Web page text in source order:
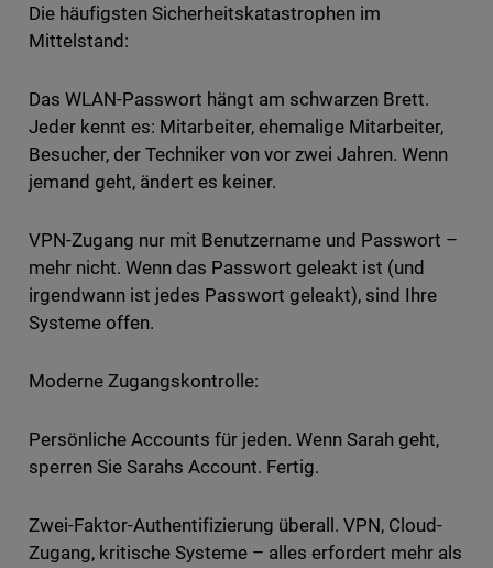
Die häufigsten Sicherheitskatastrophen im
Mittelstand:
Das WLAN-Passwort hängt am schwarzen Brett.
Jeder kennt es: Mitarbeiter, ehemalige Mitarbeiter,
Besucher, der Techniker von vor zwei Jahren. Wenn
jemand geht, ändert es keiner.
VPN-Zugang nur mit Benutzername und Passwort –
mehr nicht. Wenn das Passwort geleakt ist (und
irgendwann ist jedes Passwort geleakt), sind Ihre
Systeme offen.
Moderne Zugangskontrolle:
Persönliche Accounts für jeden. Wenn Sarah geht,
sperren Sie Sarahs Account. Fertig.
Zwei-Faktor-Authentifizierung überall. VPN, Cloud-
Zugang, kritische Systeme – alles erfordert mehr als